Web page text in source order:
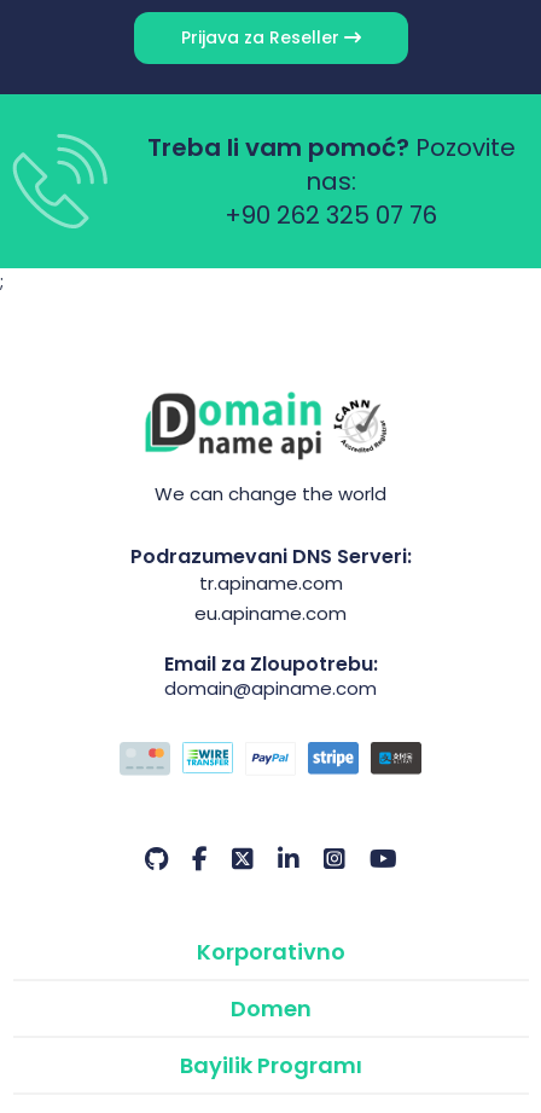
Prijava za Reseller
Treba li vam pomoć? Pozovite
nas:
+90 262 325 07 76
;
We can change the world
Podrazumevani DNS Serveri:
tr.apiname.com
eu.apiname.com
Email za Zloupotrebu:
domain@apiname.com
Korporativno
Domen
Bayilik Programı